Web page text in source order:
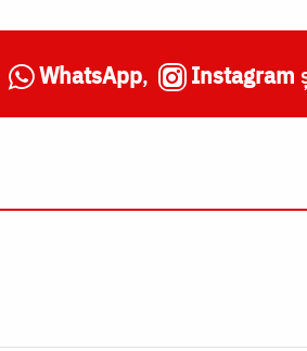
WhatsApp, Instagram